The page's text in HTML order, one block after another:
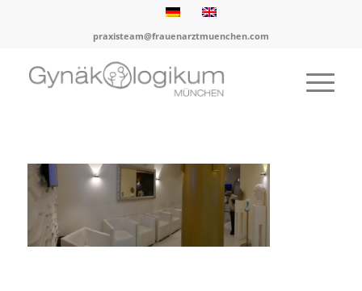
praxisteam@frauenarztmuenchen.com